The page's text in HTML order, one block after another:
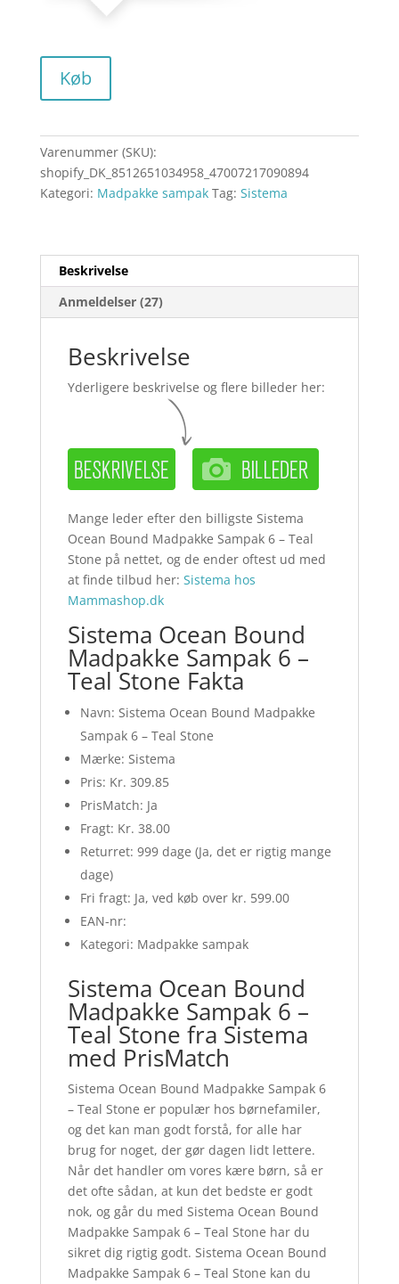
Køb
Varenummer (SKU):
shopify_DK_8512651034958_47007217090894
Kategori: Madpakke sampak Tag: Sistema
Beskrivelse
Anmeldelser (27)
Beskrivelse
Yderligere beskrivelse og flere billeder her:
Mange leder efter den billigste Sistema
Ocean Bound Madpakke Sampak 6 – Teal
Stone på nettet, og de ender oftest ud med
at finde tilbud her: Sistema hos
Mammashop.dk
Sistema Ocean Bound
Madpakke Sampak 6 –
Teal Stone Fakta
Navn: Sistema Ocean Bound Madpakke
Sampak 6 – Teal Stone
Mærke: Sistema
Pris: Kr. 309.85
PrisMatch: Ja
Fragt: Kr. 38.00
Returret: 999 dage (Ja, det er rigtig mange
dage)
Fri fragt: Ja, ved køb over kr. 599.00
EAN-nr:
Kategori: Madpakke sampak
Sistema Ocean Bound
Madpakke Sampak 6 –
Teal Stone fra Sistema
med PrisMatch
Sistema Ocean Bound Madpakke Sampak 6
– Teal Stone er populær hos børnefamiler,
og det kan man godt forstå, for alle har
brug for noget, der gør dagen lidt lettere.
Når det handler om vores kære børn, så er
det ofte sådan, at kun det bedste er godt
nok, og går du med Sistema Ocean Bound
Madpakke Sampak 6 – Teal Stone har du
sikret dig rigtig godt. Sistema Ocean Bound
Madpakke Sampak 6 – Teal Stone kan du